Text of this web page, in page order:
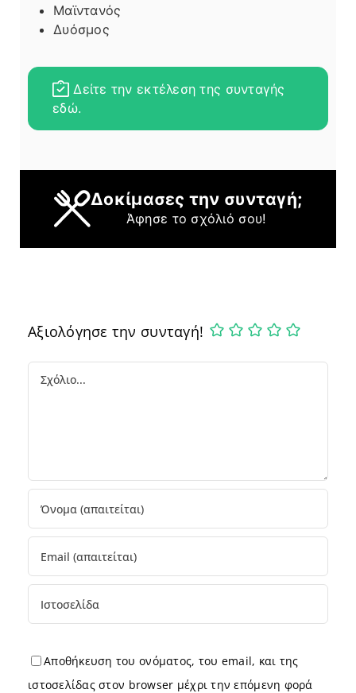
Μαϊντανός
Δυόσμος
Δείτε την εκτέλεση της συνταγής
εδώ.
Δοκίμασες την συνταγή;
Άφησε το σχόλιό σου!
Αξιολόγησε την συνταγή!
Comment
Αποθήκευση του ονόματος, του email, και της
ιστοσελίδας στον browser μέχρι την επόμενη φορά